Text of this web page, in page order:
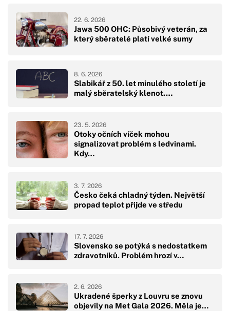
Jawa 500 OHC: Působivý veterán, za
který sběratelé platí velké sumy
22. 6. 2026
Slabikář z 50. let minulého století je
malý sběratelský klenot.…
8. 6. 2026
Otoky očních víček mohou
signalizovat problém s ledvinami.
Kdy…
23. 5. 2026
Česko čeká chladný týden. Největší
propad teplot přijde ve středu
3. 7. 2026
Slovensko se potýká s nedostatkem
zdravotníků. Problém hrozí v…
17. 7. 2026
Ukradené šperky z Louvru se znovu
objevily na Met Gala 2026. Měla je…
2. 6. 2026